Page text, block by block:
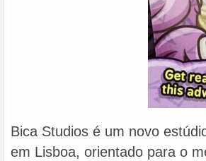
Bica Studios é um novo
em Lisboa, orientado para o